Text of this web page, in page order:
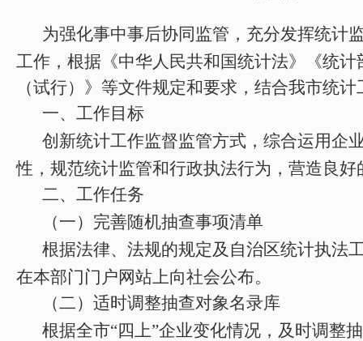
为强化事中事后协同监管，充分发挥统计
工作，根据《中华人民共和国统计法》《统
（试行）》等文件规定和要求，结合我市统
一、 工作目标
创新统计工作监督监管方式，综合运用企
性 ， 规范统计监管和行政执法行为，营造良
二、工作任务
（一）完善随机抽查事项清单
根据法律、法规的规定及自治区统计执法
在本部门门户网站上向社会公布。
（二）适时调整抽查对象名录库
根据全市“四上”企业变化情况，及时调整